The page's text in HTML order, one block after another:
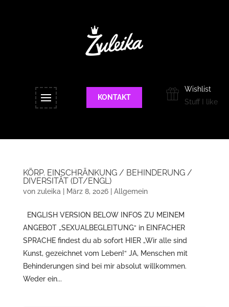
KONTAKT
Wishlist
Stuff I like
KÖRP. EINSCHRÄNKUNG / BEHINDERUNG /
DIVERSITÄT (DT/ENGL)
von zuleika März 8, 2026| Allgemein
ENGLISH VERSION BELOW INFOS ZU MEINEM
ANGEBOT „SEXUALBEGLEITUNG“ in EINFACHER
SPRACHE findest du ab sofort HIER „Wir alle sind
Kunst, gezeichnet vom Leben!“ JA, Menschen mit
Behinderungen sind bei mir absolut willkommen.
Weder ein...